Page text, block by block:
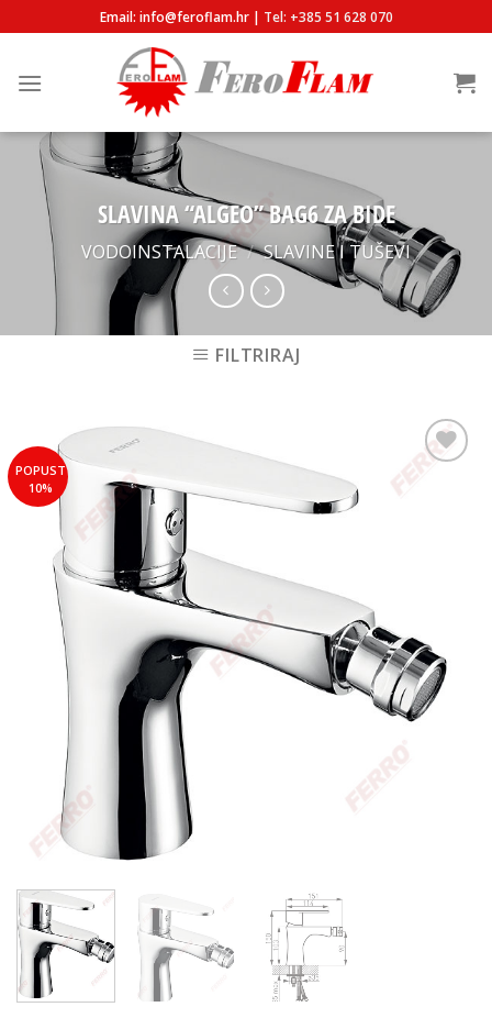
to
Email: info@feroflam.hr | Tel: +385 51 628 070
SLAVINA “ALGEO” BAG6 ZA BIDE
VODOINSTALACIJE / SLAVINE I TUŠEVI
FILTRIRAJ
POPUST
10%